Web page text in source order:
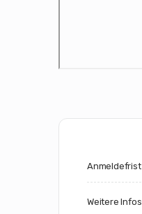
Anmeldefrist
Weitere Infos